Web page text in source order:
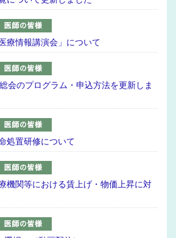
療情報講演会」について
会のプログラム・申込方法を更新しま
処置研修について
機関等における賃上げ・物価上昇に対